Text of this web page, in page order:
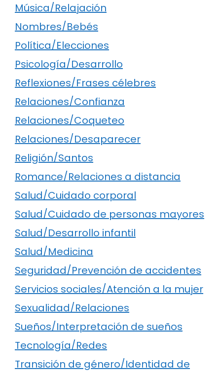
Música/Relajación
Nombres/Bebés
Política/Elecciones
Psicología/Desarrollo
Reflexiones/Frases célebres
Relaciones/Confianza
Relaciones/Coqueteo
Relaciones/Desaparecer
Religión/Santos
Romance/Relaciones a distancia
Salud/Cuidado corporal
Salud/Cuidado de personas mayores
Salud/Desarrollo infantil
Salud/Medicina
Seguridad/Prevención de accidentes
Servicios sociales/Atención a la mujer
Sexualidad/Relaciones
Sueños/Interpretación de sueños
Tecnología/Redes
Transición de género/Identidad de